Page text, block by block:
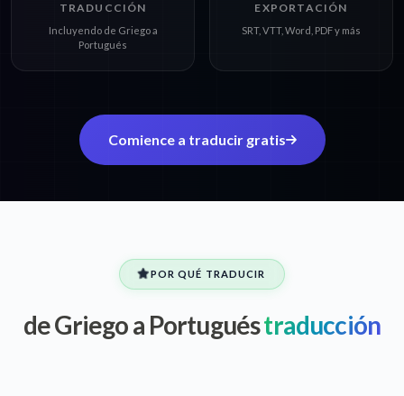
TRADUCCIÓN
Incluyendo de Griego a
Portugués
EXPORTACIÓN
SRT, VTT, Word, PDF y más
Comience a traducir gratis
POR QUÉ TRADUCIR
de Griego a Portuguéstraducción